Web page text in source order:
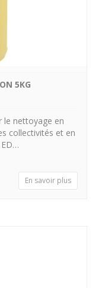
5KG
le nettoyage en
collectivités et en
En savoir plus